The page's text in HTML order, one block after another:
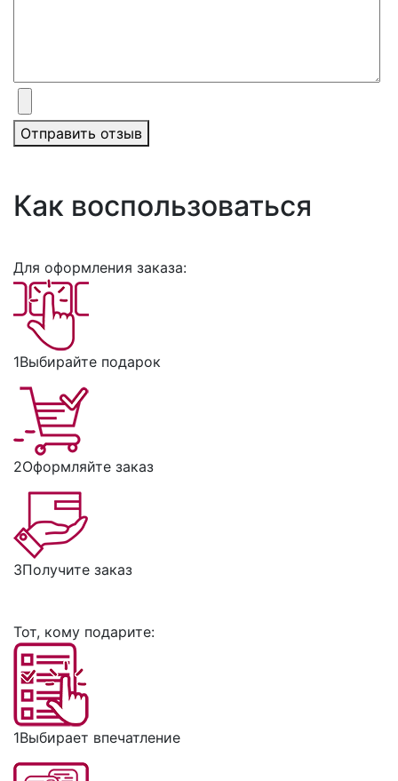
Отправить отзыв
Как воспользоваться
Для оформления заказа:
1Выбирайте подарок
2Оформляйте заказ
3Получите заказ
Тот, кому подарите:
1Выбирает впечатление